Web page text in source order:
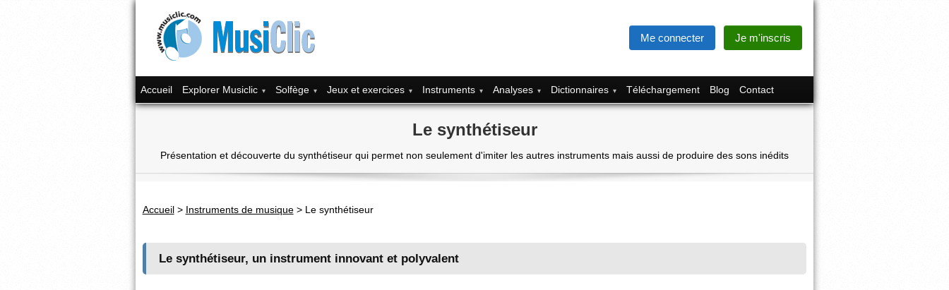
Me connecter Je m'inscris
Accueil Explorer Musiclic Solfège Jeux et exercices Instruments Analyses Dictionnaires Téléchargement Blog Contact
Le synthétiseur
Présentation et découverte du synthétiseur qui permet non seulement d'imiter les autres instruments mais aussi de produire des sons inédits
Accueil> Instruments de musique> Le synthétiseur
Le synthétiseur, un instrument innovant et polyvalent